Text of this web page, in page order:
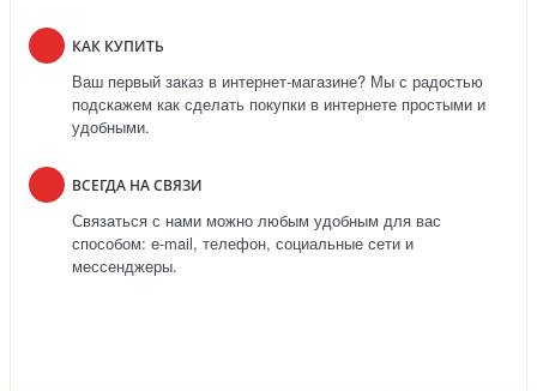
КАК КУПИТЬ
Ваш первый заказ в интернет-магазине? Мы с радостью
подскажем как сделать покупки в интернете простыми и
удобными.
ВСЕГДА НА СВЯЗИ
Связаться с нами можно любым удобным для вас
способом: e-mail, телефон, социальные сети и
мессенджеры.